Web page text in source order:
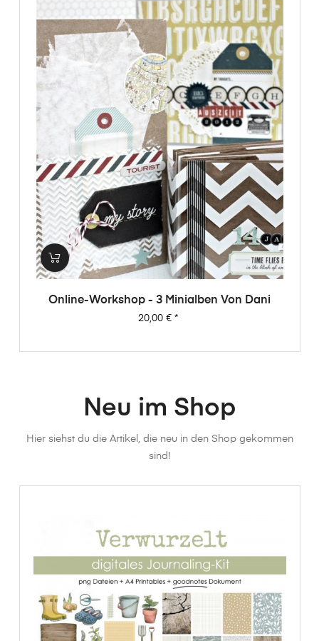
Online-Workshop - 3 Minialben Von Dani
Preis
20,00 €*
Neu im Shop
Hier siehst du die Artikel, die neu in den Shop gekommen
sind!